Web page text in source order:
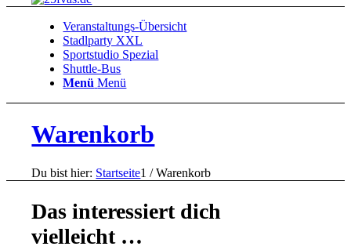
Veranstaltungs-Übersicht
Stadlparty XXL
Sportstudio Spezial
Shuttle-Bus
Menü Menü
Warenkorb
Du bist hier: Startseite1 / Warenkorb
Das interessiert dich
vielleicht …